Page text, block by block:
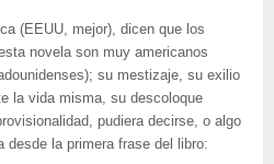
(EEUU, mejor), dicen que los
novela son muy americanos
su mestizaje, su exilio
la vida misma, su descoloque
pudiera decirse, o algo
la primera frase del libro: